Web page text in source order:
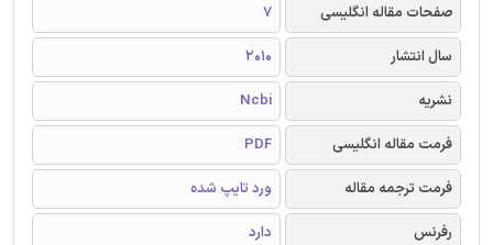
صفحات مقاله انگلیسی
7
سال انتشار
2010
نشریه
Ncbi
فرمت مقاله انگلیسی
PDF
فرمت ترجمه مقاله
ورد تایپ شده
رفرنس
دارد